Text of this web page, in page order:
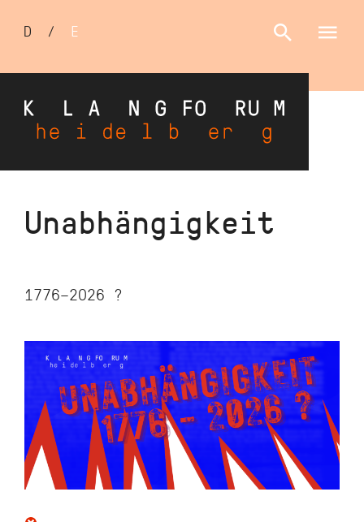
Direkt
Sprachumschalter
D / E
Unabhängigkeit
1776–2026 ?